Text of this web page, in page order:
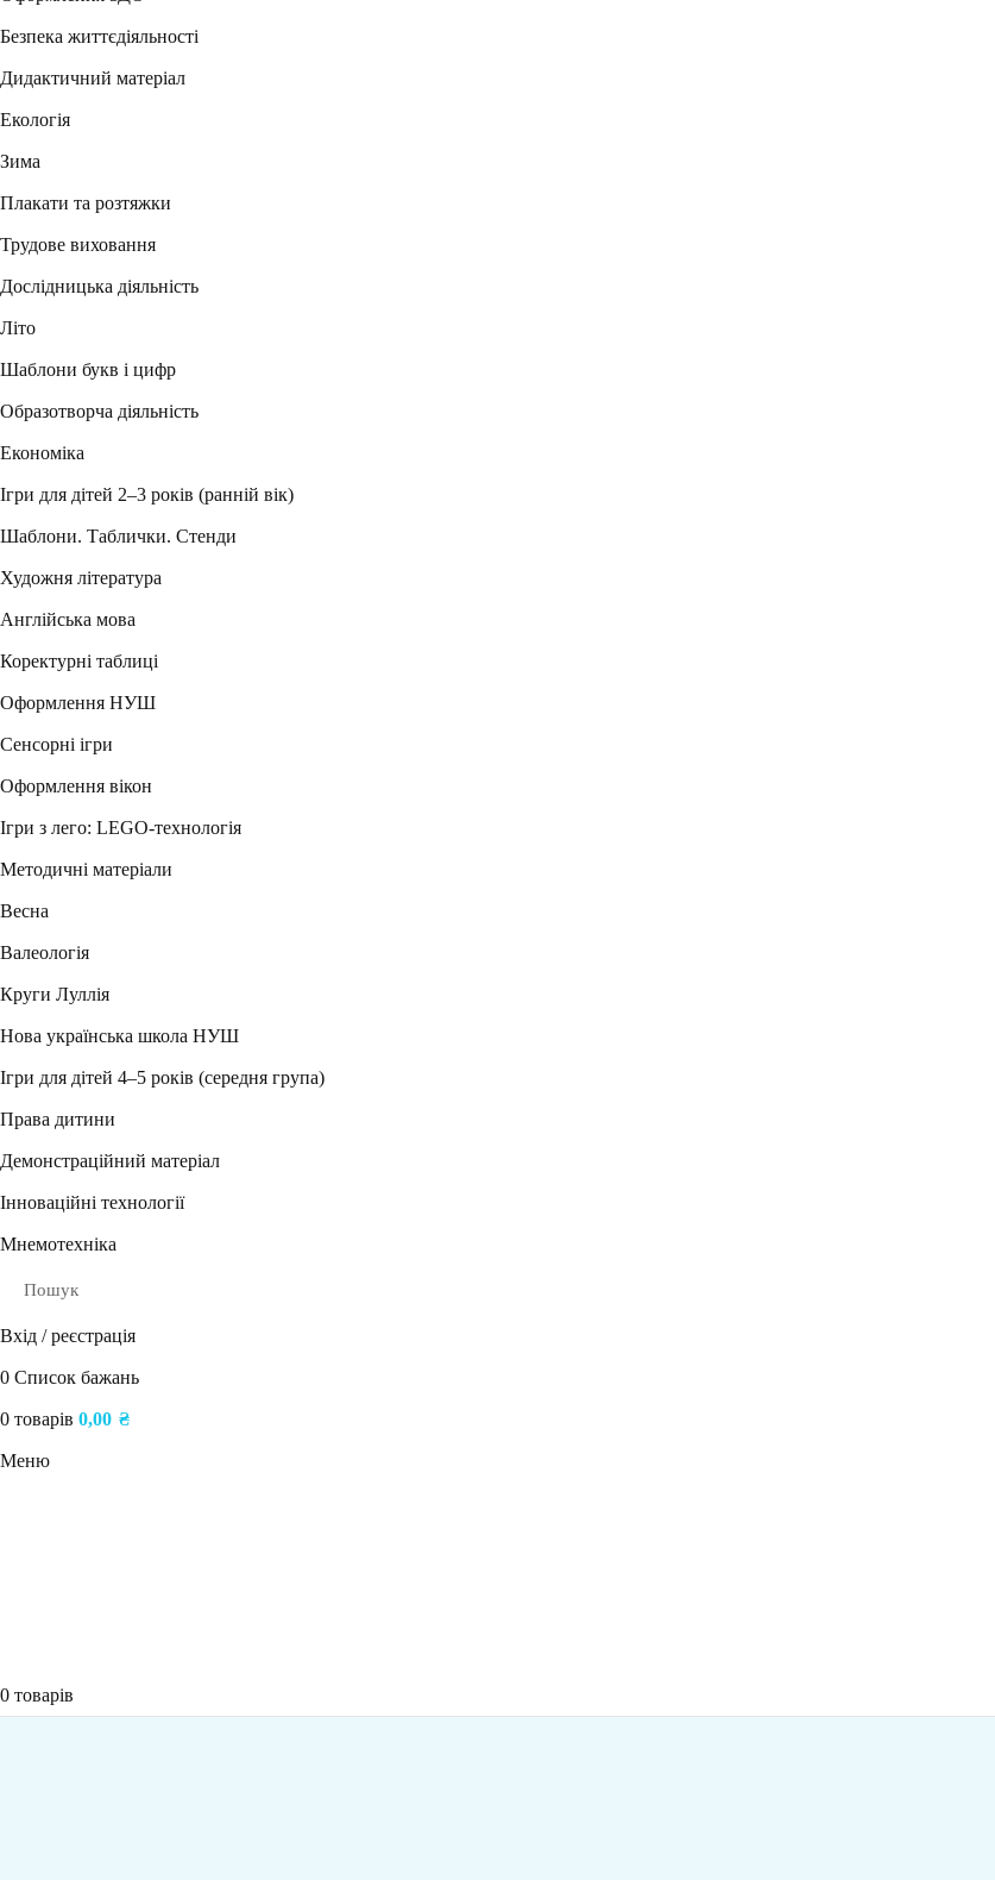
Безпека життєдіяльності
Дидактичний матеріал
Екологія
Зима
Плакати та розтяжки
Трудове виховання
Дослідницька діяльність
Літо
Шаблони букв і цифр
Образотворча діяльність
Економіка
Ігри для дітей 2–3 років (ранній вік)
Шаблони. Таблички. Стенди
Художня література
Англійська мова
Коректурні таблиці
Оформлення НУШ
Сенсорні ігри
Оформлення вікон
Ігри з лего: LEGO-технологія
Методичні матеріали
Весна
Валеологія
Круги Луллія
Нова українська школа НУШ
Ігри для дітей 4–5 років (середня група)
Права дитини
Демонстраційний матеріал
Інноваційні технології
Мнемотехніка
Пошук
Вхід / реєстрація
0 Список бажань
0 товарів 0,00 ₴
Меню
0 товарів